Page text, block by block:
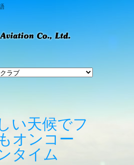
い天候でフ
オンコー
タイム